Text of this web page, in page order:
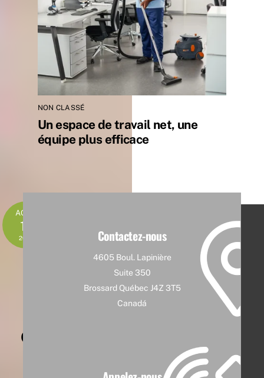
AOÛT
19
2025
Ménager
Conseils Clés
NON CLASSÉ
Un espace de travail net, une
équipe plus efficace
Contactez-nous
4605 Boul. Lapinière
Suite 350
Brossard Québec J4Z 3T5
Canadá